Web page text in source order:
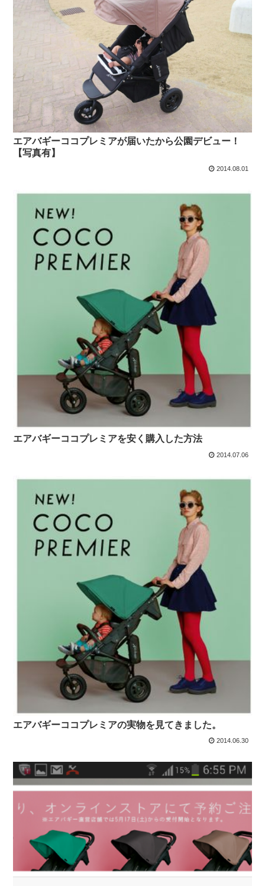
エアバギーココプレミアが届いたから公園デビュー！
【写真有】
2014.08.01
エアバギーココプレミアを安く購入した方法
2014.07.06
エアバギーココプレミアの実物を見てきました。
2014.06.30